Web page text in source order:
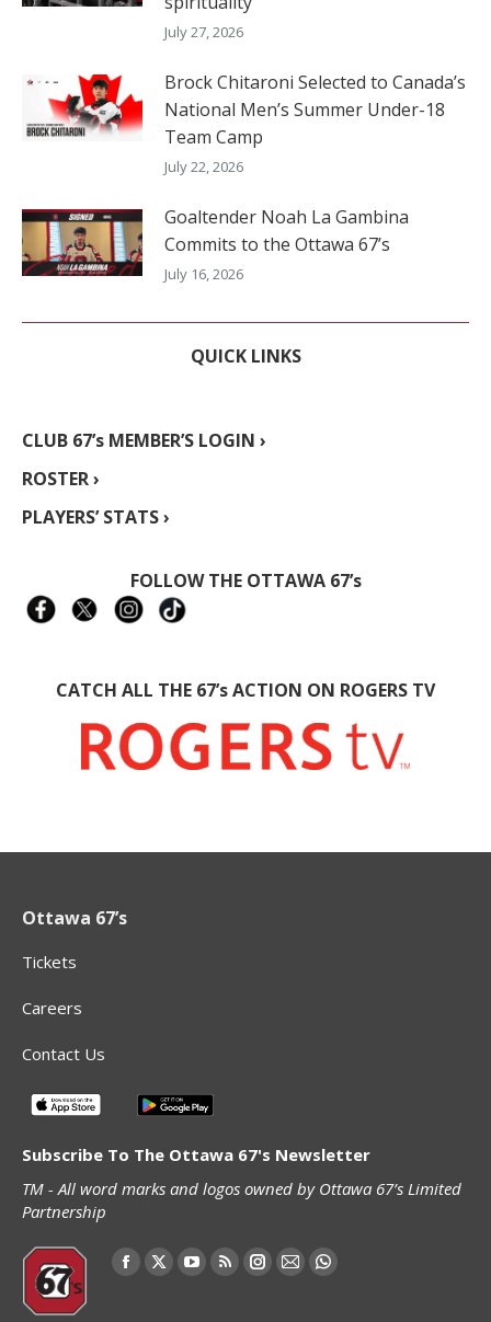
July 27, 2026
Brock Chitaroni Selected to Canada’s
National Men’s Summer Under-18
Team Camp
July 22, 2026
Goaltender Noah La Gambina
Commits to the Ottawa 67’s
July 16, 2026
QUICK LINKS
CLUB 67’s MEMBER’S LOGIN ›
ROSTER ›
PLAYERS’ STATS ›
FOLLOW THE OTTAWA 67’s
CATCH ALL THE 67’s ACTION ON ROGERS TV
Ottawa 67’s
Tickets
Careers
Contact Us
Subscribe To The Ottawa 67's Newsletter
TM - All word marks and logos owned by Ottawa 67’s Limited
Partnership
Find us on:
Facebook
X
YouTube
Rss Instagram
MailWhatsapp